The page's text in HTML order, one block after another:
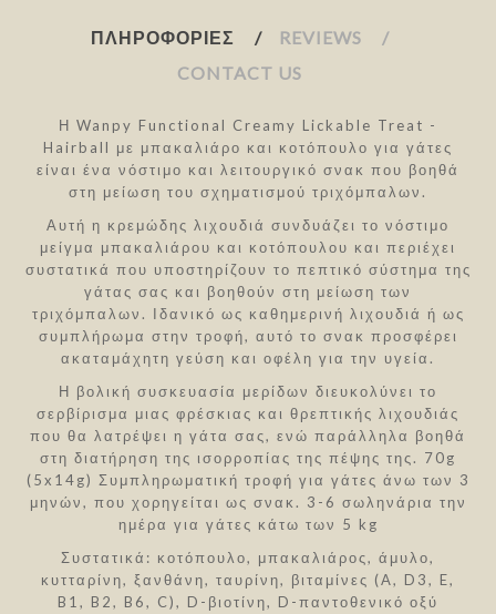
ΠΛΗΡΟΦΟΡΊΕΣ
REVIEWS
CONTACT US
Η Wanpy Functional Creamy Lickable Treat -
Hairball με μπακαλιάρο και κοτόπουλο για γάτες
είναι ένα νόστιμο και λειτουργικό σνακ που βοηθά
στη μείωση του σχηματισμού τριχόμπαλων.
Αυτή η κρεμώδης λιχουδιά συνδυάζει το νόστιμο
μείγμα μπακαλιάρου και κοτόπουλου και περιέχει
συστατικά που υποστηρίζουν το πεπτικό σύστημα της
γάτας σας και βοηθούν στη μείωση των
τριχόμπαλων. Ιδανικό ως καθημερινή λιχουδιά ή ως
συμπλήρωμα στην τροφή, αυτό το σνακ προσφέρει
ακαταμάχητη γεύση και οφέλη για την υγεία.
Η βολική συσκευασία μερίδων διευκολύνει το
σερβίρισμα μιας φρέσκιας και θρεπτικής λιχουδιάς
που θα λατρέψει η γάτα σας, ενώ παράλληλα βοηθά
στη διατήρηση της ισορροπίας της πέψης της. 70g
(5x14g) Συμπληρωματική τροφή για γάτες άνω των 3
μηνών, που χορηγείται ως σνακ. 3-6 σωληνάρια την
ημέρα για γάτες κάτω των 5 kg
Συστατικά: κοτόπουλο, μπακαλιάρος, άμυλο,
κυτταρίνη, ξανθάνη, ταυρίνη, βιταμίνες (A, D3, E,
B1, B2, B6, C), D-βιοτίνη, D-παντοθενικό οξύ